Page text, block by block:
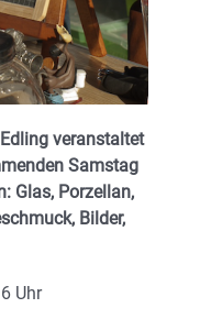
veranstaltet
Samstag
Glas, Porzellan,
Bilder,
Uhr